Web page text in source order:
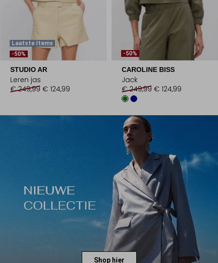
Laatste Items
-50%
STUDIO AR
Leren jas
€ 249,99 € 124,99
-50%
CAROLINE BISS
Jack
€ 249,99 € 124,99
Shop hier